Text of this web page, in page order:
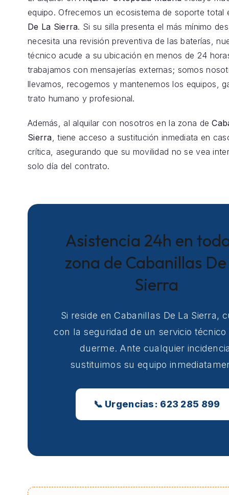
equipo. Ofrecemos un ecosistema de soporte total
De La Sierra. Si su silla presenta el más mínimo
necesita una revisión preventiva de las baterías,
técnico acude a su ubicación en menos de 24
trabajamos con mensajerías externas; somos
llevamos, recogemos y mantenemos los equipos,
trato humano y profesional.
Además, al alquilar con nosotros en la zona de
Sierra, tiene acceso a sustitución inmediata en
crítica, asegurando que su movilidad no se vea
solo día del contrato.
Asistencia 24h en
zona de Cabanillas
Sierra
Si reside en Cabanillas De La Sierra,
con la seguridad de un servicio técnico
duerme. Ante cualquier
sustituimos su equipo
📞 Urgencias: 623 285 899